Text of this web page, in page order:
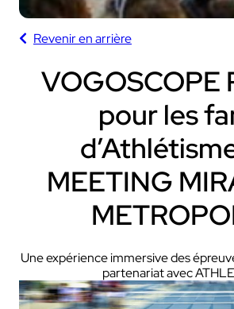
Revenir en arrière
VOGOSCOPE
pour les
MEETING
Une expérience immersive des
partenariat avec